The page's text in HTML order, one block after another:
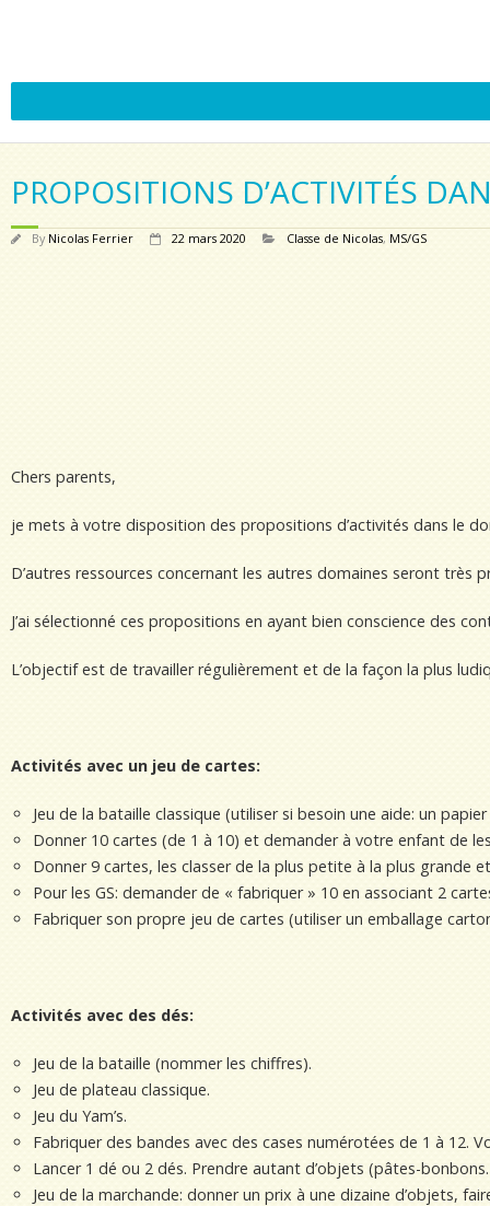
PROPOSITIONS D’ACTIVITÉS
By Nicolas Ferrier 22 mars 2020 Classe de Nicolas, MS/GS
Chers parents,
je mets à votre disposition des propositions d’activités dans le
D’autres ressources concernant les autres domaines seront très
J’ai sélectionné ces propositions en ayant bien conscience des
L’objectif est de travailler régulièrement et de la façon la plus
Activités avec un jeu de cartes:
Jeu de la bataille classique (utiliser si besoin une aide: un
Donner 10 cartes (de 1 à 10) et demander à votre enfant de
Donner 9 cartes, les classer de la plus petite à la plus grande
Pour les GS: demander de « fabriquer » 10 en associant 2
Fabriquer son propre jeu de cartes (utiliser un emballage
Activités avec des dés:
Jeu de la bataille (nommer les chiffres).
Jeu de plateau classique.
Jeu du Yam’s.
Fabriquer des bandes avec des cases numérotées de 1 à 12.
Lancer 1 dé ou 2 dés. Prendre autant d’objets (pâtes-
Jeu de la marchande: donner un prix à une dizaine d’objets,